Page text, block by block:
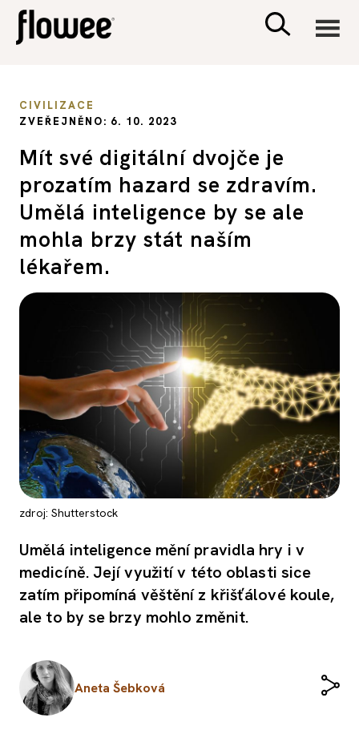
PSYCHOLOGIE
RODINA A DĚTI
PORADNA
CIVILIZACE
ZVEŘEJNĚNO: 6. 10. 2023
Mít své digitální dvojče je
prozatím hazard se zdravím.
Umělá inteligence by se ale
mohla brzy stát naším
lékařem.
zdroj: Shutterstock
Umělá inteligence mění pravidla hry i v
medicíně. Její využití v této oblasti sice
zatím připomíná věštění z křišťálové koule,
ale to by se brzy mohlo změnit.
Aneta Šebková